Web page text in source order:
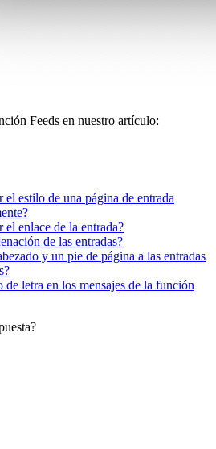
Feeds en nuestro artículo:
el estilo de una página de entrada
enlace de la entrada?
de las entradas?
y un pie de página a las entradas
letra en los mensajes de la función